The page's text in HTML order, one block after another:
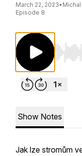
March 22, 2023•
Episode 8
Use
Show Notes
Jak lze stromům